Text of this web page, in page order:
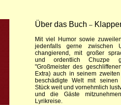
Über das Buch –
Mit viel Humor sowie
jedenfalls gerne zwischen
changierend, mit großer
und ordentlich Chuzpe
"Großmeister des
Extra) auch in seinem
beschädigte Welt mit
Stück weit und vornehmlich
und die Gäste
Lyrikreise.